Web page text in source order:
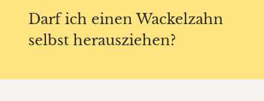
Darf ich einen Wackelzahn
selbst herausziehen?